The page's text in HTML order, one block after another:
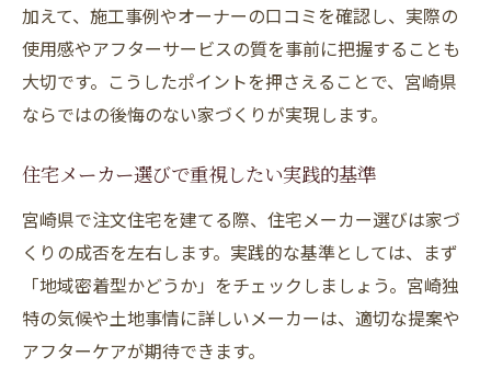
加えて、施工事例やオーナーの口コミを確認し、実際の
使用感やアフターサービスの質を事前に把握することも
大切です。こうしたポイントを押さえることで、宮崎県
ならではの後悔のない家づくりが実現します。
住宅メーカー選びで重視したい実践的基準
宮崎県で注文住宅を建てる際、住宅メーカー選びは家づ
くりの成否を左右します。実践的な基準としては、まず
「地域密着型かどうか」をチェックしましょう。宮崎独
特の気候や土地事情に詳しいメーカーは、適切な提案や
アフターケアが期待できます。